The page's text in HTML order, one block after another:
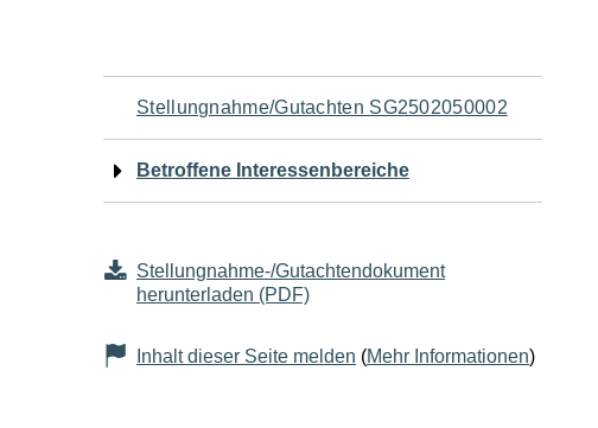
Navigation
für
Seiteninhalt
Stellungnahme/Gutachten SG2502050002
Betroffene Interessenbereiche
Stellungnahme-/Gutachtendokument
herunterladen (PDF)
Inhalt dieser Seite melden (Mehr Informationen)